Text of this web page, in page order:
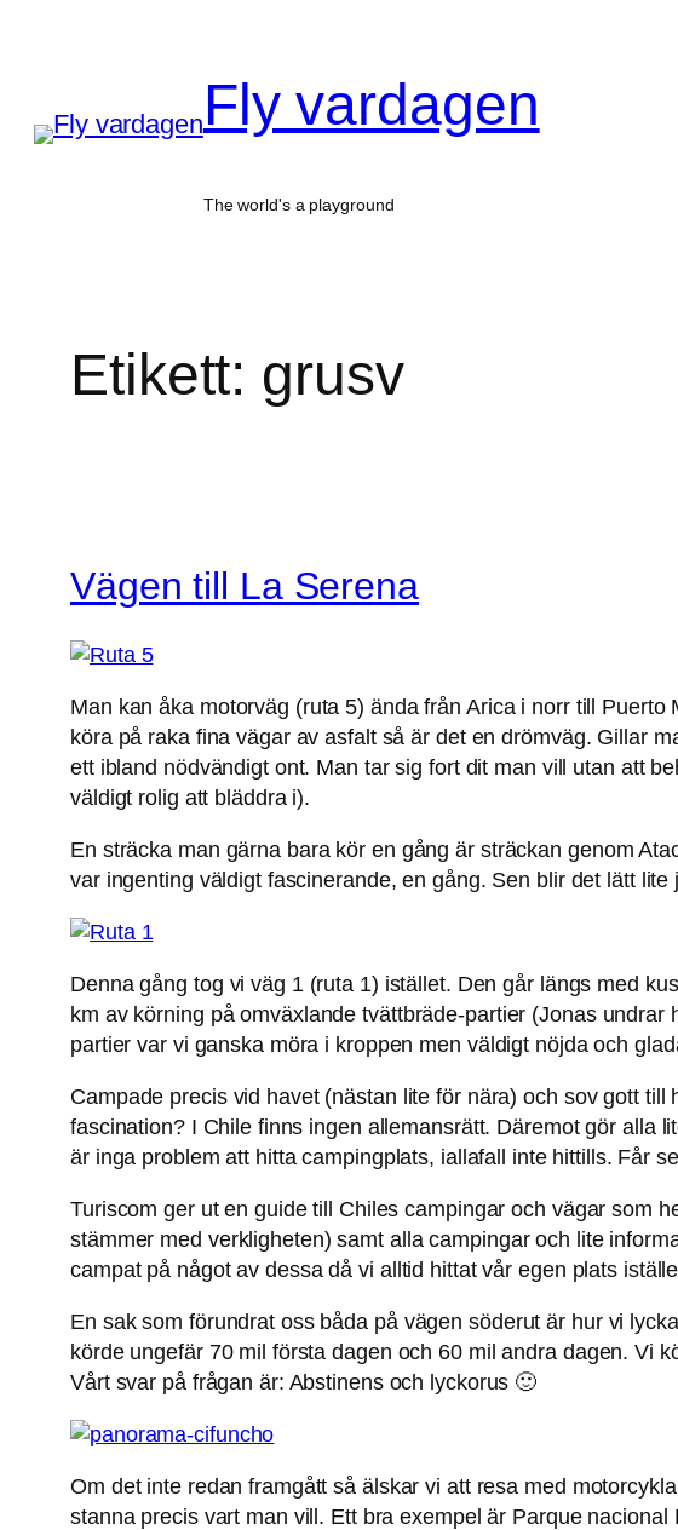
Fly vardagen
The world's a playground
Etikett: grusv
Vägen till La Serena
Man kan åka motorväg (ruta 5) ända från Arica i norr till
köra på raka fina vägar av asfalt så är det en drömväg. Gillar
ett ibland nödvändigt ont. Man tar sig fort dit man vill utan att
väldigt rolig att bläddra i).
En sträcka man gärna bara kör en gång är sträckan genom
var ingenting väldigt fascinerande, en gång. Sen blir det lätt
Denna gång tog vi väg 1 (ruta 1) istället. Den går längs med
km av körning på omväxlande tvättbräde-partier (Jonas
partier var vi ganska möra i kroppen men väldigt nöjda och
Campade precis vid havet (nästan lite för nära) och sov gott
fascination? I Chile finns ingen allemansrätt. Däremot gör alla
är inga problem att hitta campingplats, iallafall inte hittills. Får
Turiscom ger ut en guide till Chiles campingar och vägar som
stämmer med verkligheten) samt alla campingar och lite
campat på något av dessa då vi alltid hittat vår egen plats
En sak som förundrat oss båda på vägen söderut är hur vi
körde ungefär 70 mil första dagen och 60 mil andra dagen. Vi
Vårt svar på frågan är: Abstinens och lyckorus 🙂
Om det inte redan framgått så älskar vi att resa med
stanna precis vart man vill. Ett bra exempel är Parque